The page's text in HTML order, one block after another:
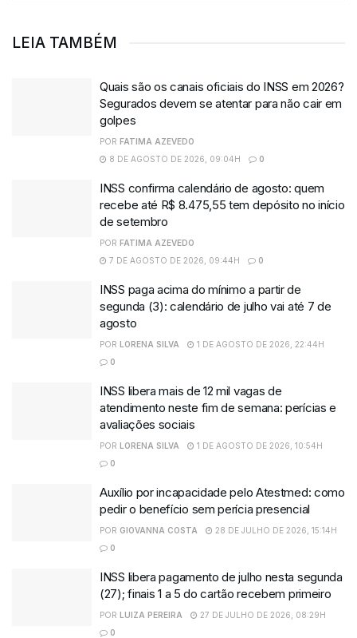
LEIA TAMBÉM
Quais são os canais oficiais do INSS em 2026?
Segurados devem se atentar para não cair em
golpes
POR FATIMA AZEVEDO
8 DE AGOSTO DE 2026, 09:04H
0
INSS confirma calendário de agosto: quem
recebe até R$ 8.475,55 tem depósito no início
de setembro
POR FATIMA AZEVEDO
7 DE AGOSTO DE 2026, 09:44H
0
INSS paga acima do mínimo a partir de
segunda (3): calendário de julho vai até 7 de
agosto
POR LORENA SILVA
1 DE AGOSTO DE 2026, 22:44H
0
INSS libera mais de 12 mil vagas de
atendimento neste fim de semana: perícias e
avaliações sociais
POR LORENA SILVA
1 DE AGOSTO DE 2026, 10:54H
0
Auxílio por incapacidade pelo Atestmed: como
pedir o benefício sem perícia presencial
POR GIOVANNA COSTA
28 DE JULHO DE 2026, 15:14H
0
INSS libera pagamento de julho nesta segunda
(27); finais 1 a 5 do cartão recebem primeiro
POR LUIZA PEREIRA
27 DE JULHO DE 2026, 08:29H
0